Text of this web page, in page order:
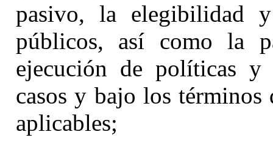
pasivo, la elegibilidad
públicos, así como la
ejecución de políticas y
casos y bajo los términos
aplicables;